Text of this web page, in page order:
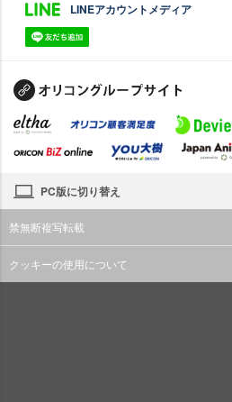
LINEアカウントメディア
PC版に切り替え
禁無断複写転載
クッキーの使用について